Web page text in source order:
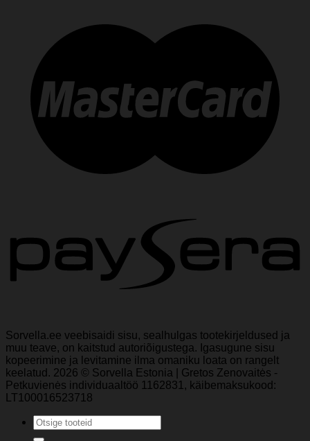
Sorvella.ee veebisaidi sisu, sealhulgas tootekirjeldused ja
muu teave, on kaitstud autoriõigustega. Igasugune sisu
kopeerimine ja levitamine ilma omaniku loata on rangelt
keelatud. 2026 © Sorvella Estonia | Gretos Zenovaitės -
Petkuvienės individuaaltöö 1162831, käibemaksukood:
LT100016523718
Otsi: